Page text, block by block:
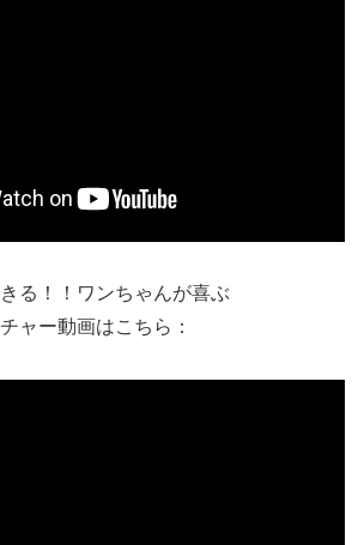
る！！ワンちゃんが喜ぶ
ャー動画はこちら：